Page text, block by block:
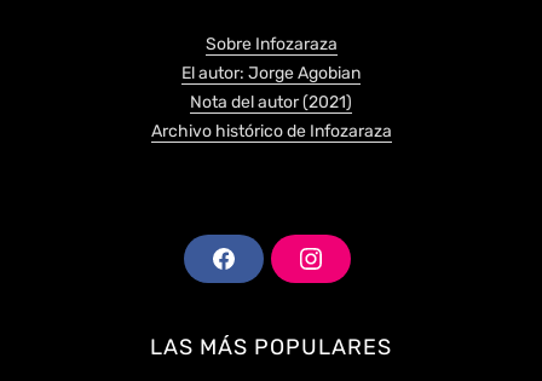
Sobre Infozaraza
El autor: Jorge Agobian
Nota del autor (2021)
Archivo histórico de Infozaraza
F
A
E
B
I
N
T
A
LAS MÁS POPULARES